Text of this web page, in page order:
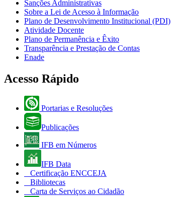
Sanções Administrativas
Sobre a Lei de Acesso à Informação
Plano de Desenvolvimento Institucional (PDI)
Atividade Docente
Plano de Permanência e Êxito
Transparência e Prestação de Contas
Enade
Acesso Rápido
Portarias e Resoluções
Publicações
IFB em Números
IFB Data
Certificação ENCCEJA
Bibliotecas
Carta de Serviços ao Cidadão